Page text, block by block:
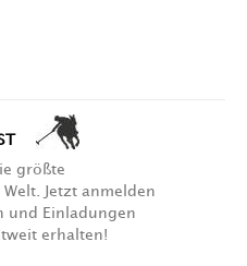
größte
Jetzt anmelden
und Einladungen
erhalten!